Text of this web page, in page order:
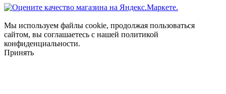
Мы используем файлы cookie, продолжая пользоваться
сайтом, вы соглашаетесь с нашей политикой
конфиденциальности.
Принять